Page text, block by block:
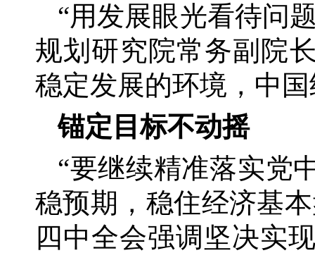
“用发展眼光看待问
规划研究院常务副院
稳定发展的环境，中
锚定目标不动摇
“要继续精准落实党
稳预期，稳住经济基
四中全会强调坚决实